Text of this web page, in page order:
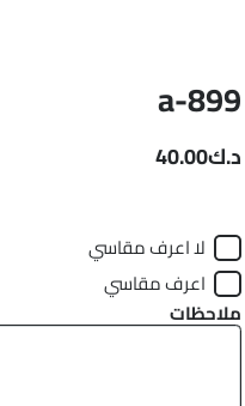
a-899
د.ك40.00
لا اعرف مقاسي
اعرف مقاسي
ملاحظات